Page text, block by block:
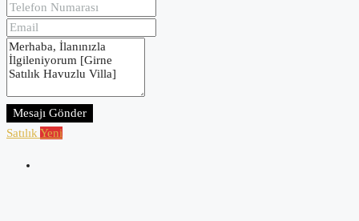
Mesajı Gönder
Satılık Yeni